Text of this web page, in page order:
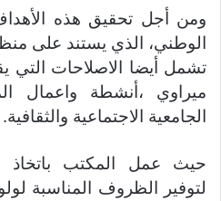
ومن أجل تحقيق هذه
الوطني، الذي يستند على
تشمل أيضا الاصلاحات التي
ميراوي ،أنشطة واعمال
الجامعية الاجتماعية والثقافية.
حيث عمل المكتب باتخاذ
لتوفير الظروف المناسبة